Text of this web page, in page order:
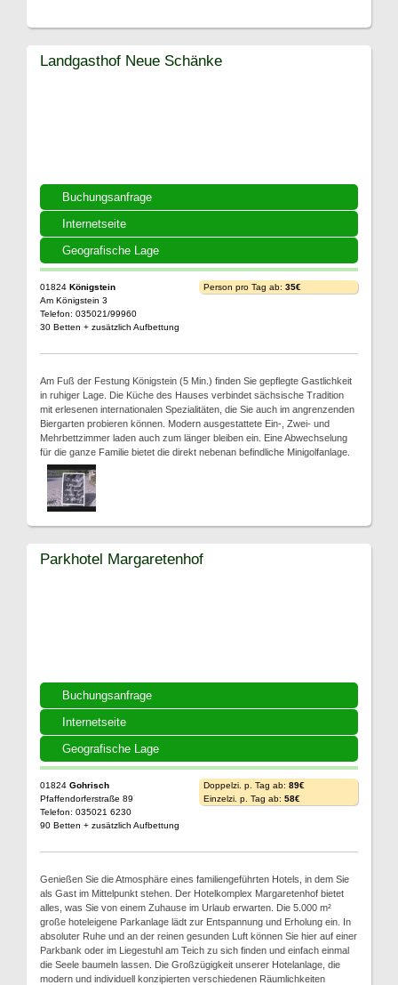
Buchungsanfrage
Internetseite
Geografische Lage
Landgasthof Neue Schänke
01824 Königstein
Am Königstein 3
Telefon: 035021/99960
30 Betten + zusätzlich Aufbettung
Person pro Tag ab: 35€
Am Fuß der Festung Königstein (5 Min.) finden Sie gepflegte Gastlichkeit
in ruhiger Lage. Die Küche des Hauses verbindet sächsische Tradition
mit erlesenen internationalen Spezialitäten, die Sie auch im angrenzenden
Biergarten probieren können. Modern ausgestattete Ein-, Zwei- und
Mehrbettzimmer laden auch zum länger bleiben ein. Eine Abwechselung
für die ganze Familie bietet die direkt nebenan befindliche Minigolfanlage.
Buchungsanfrage
Internetseite
Geografische Lage
Parkhotel Margaretenhof
01824 Gohrisch
Pfaffendorferstraße 89
Telefon: 035021 6230
90 Betten + zusätzlich Aufbettung
Doppelzi. p. Tag ab: 89€
Einzelzi. p. Tag ab: 58€
Genießen Sie die Atmosphäre eines familiengeführten Hotels, in dem Sie
als Gast im Mittelpunkt stehen. Der Hotelkomplex Margaretenhof bietet
alles, was Sie von einem Zuhause im Urlaub erwarten. Die 5.000 m²
große hoteleigene Parkanlage lädt zur Entspannung und Erholung ein. In
absoluter Ruhe und an der reinen gesunden Luft können Sie hier auf einer
Parkbank oder im Liegestuhl am Teich zu sich finden und einfach einmal
die Seele baumeln lassen. Die Großzügigkeit unserer Hotelanlage, die
modern und individuell konzipierten verschiedenen Räumlichkeiten